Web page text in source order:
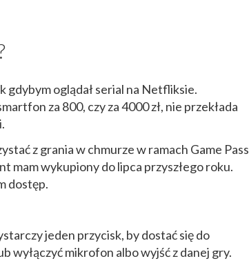
oglądał serial na Netfliksie.
za 800, czy za 4000 zł, nie przekłada
z grania w chmurze w ramach Game Pass
mam wykupiony do lipca przyszłego roku.
dostęp.
jeden przycisk, by dostać się do
wyłączyć mikrofon albo wyjść z danej gry.